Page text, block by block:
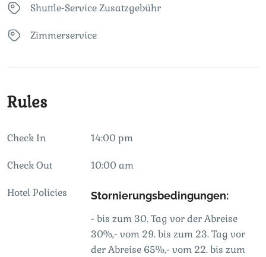
Shuttle-Service Zusatzgebühr
Zimmerservice
Rules
Check In 14:00 pm
Check Out 10:00 am
Hotel Policies
Stornierungsbedingungen:
- bis zum 30. Tag vor der Abreise
30%,- vom 29. bis zum 23. Tag vor
der Abreise 65%,- vom 22. bis zum